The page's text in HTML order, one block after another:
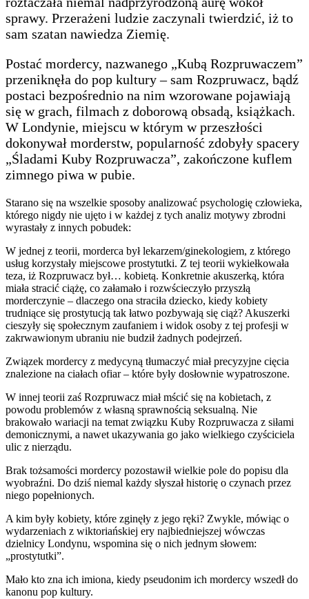
sprawy. Przerażeni ludzie zaczynali twierdzić, iż to
sam szatan nawiedza Ziemię.
Postać mordercy, nazwanego „Kubą Rozpruwaczem”
przeniknęła do pop kultury – sam Rozpruwacz, bądź
postaci bezpośrednio na nim wzorowane pojawiają
się w grach, filmach z doborową obsadą, książkach.
W Londynie, miejscu w którym w przeszłości
dokonywał morderstw, popularność zdobyły spacery
„Śladami Kuby Rozpruwacza”, zakończone kuflem
zimnego piwa w pubie.
Starano się na wszelkie sposoby analizować psychologię człowieka,
którego nigdy nie ujęto i w każdej z tych analiz motywy zbrodni
wyrastały z innych pobudek:
W jednej z teorii, morderca był lekarzem/ginekologiem, z którego
usług korzystały miejscowe prostytutki. Z tej teorii wykiełkowała
teza, iż Rozpruwacz był… kobietą. Konkretnie akuszerką, która
miała stracić ciążę, co załamało i rozwścieczyło przyszłą
morderczynie – dlaczego ona straciła dziecko, kiedy kobiety
trudniące się prostytucją tak łatwo pozbywają się ciąż? Akuszerki
cieszyły się społecznym zaufaniem i widok osoby z tej profesji w
zakrwawionym ubraniu nie budził żadnych podejrzeń.
Związek mordercy z medycyną tłumaczyć miał precyzyjne cięcia
znalezione na ciałach ofiar – które były dosłownie wypatroszone.
W innej teorii zaś Rozpruwacz miał mścić się na kobietach, z
powodu problemów z własną sprawnością seksualną. Nie
brakowało wariacji na temat związku Kuby Rozpruwacza z siłami
demonicznymi, a nawet ukazywania go jako wielkiego czyściciela
ulic z nierządu.
Brak tożsamości mordercy pozostawił wielkie pole do popisu dla
wyobraźni. Do dziś niemal każdy słyszał historię o czynach przez
niego popełnionych.
A kim były kobiety, które zginęły z jego ręki? Zwykle, mówiąc o
wydarzeniach z wiktoriańskiej ery najbiedniejszej wówczas
dzielnicy Londynu, wspomina się o nich jednym słowem:
„prostytutki”.
Mało kto zna ich imiona, kiedy pseudonim ich mordercy wszedł do
kanonu pop kultury.